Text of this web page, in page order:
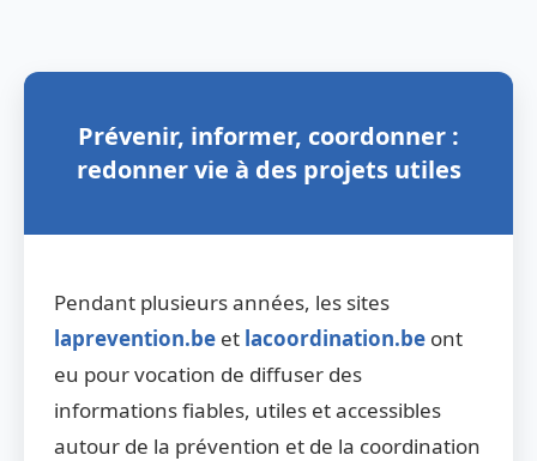
Prévenir, informer, coordonner :
redonner vie à des projets utiles
Pendant plusieurs années, les sites
laprevention.be et lacoordination.be ont
eu pour vocation de diffuser des
informations fiables, utiles et accessibles
autour de la prévention et de la coordination